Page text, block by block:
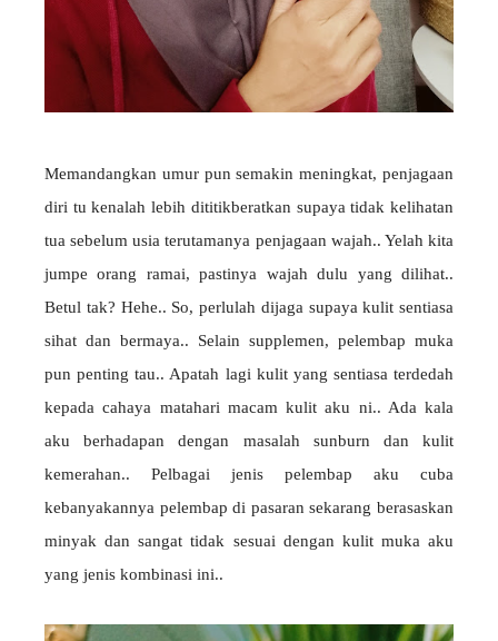
Memandangkan umur pun semakin meningkat, penjagaan
diri tu kenalah lebih dititikberatkan supaya tidak kelihatan
tua sebelum usia terutamanya penjagaan wajah.. Yelah kita
jumpe orang ramai, pastinya wajah dulu yang dilihat..
Betul tak? Hehe.. So, perlulah dijaga supaya kulit sentiasa
sihat dan bermaya.. Selain supplemen, pelembap muka
pun penting tau.. Apatah lagi kulit yang sentiasa terdedah
kepada cahaya matahari macam kulit aku ni.. Ada kala
aku berhadapan dengan masalah sunburn dan kulit
kemerahan.. Pelbagai jenis pelembap aku cuba
kebanyakannya pelembap di pasaran sekarang berasaskan
minyak dan sangat tidak sesuai dengan kulit muka aku
yang jenis kombinasi ini..